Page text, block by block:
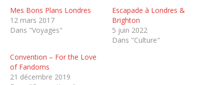
Mes Bons Plans Londres
12 mars 2017
Dans "Voyages"
Escapade à Londres &
Brighton
5 juin 2022
Dans "Culture"
Convention – For the Love
of Fandoms
21 décembre 2019